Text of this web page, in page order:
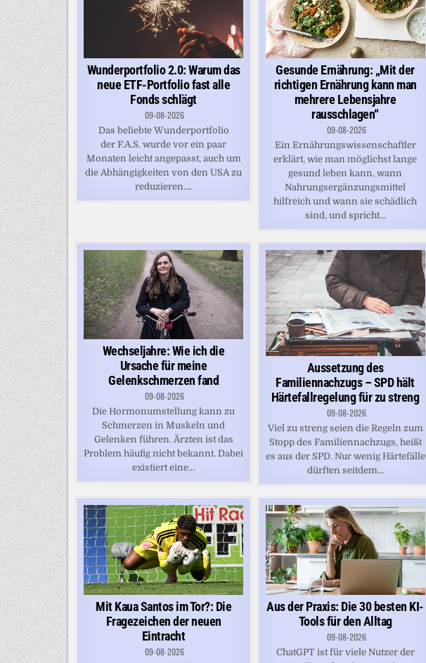
Wunderportfolio 2.0: Warum das
neue ETF-Portfolio fast alle
Fonds schlägt
09-08-2026
Das beliebte Wunderportfolio
der F.A.S. wurde vor ein paar
Monaten leicht angepasst, auch um
die Abhängigkeiten von den USA zu
reduzieren....
Gesunde Ernährung: „Mit der
richtigen Ernährung kann man
mehrere Lebensjahre
rausschlagen“
09-08-2026
Ein Ernährungswissenschaftler
erklärt, wie man möglichst lange
gesund leben kann, wann
Nahrungsergänzungsmittel
hilfreich und wann sie schädlich
sind, und spricht...
Wechseljahre: Wie ich die
Ursache für meine
Gelenkschmerzen fand
09-08-2026
Die Hormonumstellung kann zu
Schmerzen in Muskeln und
Gelenken führen. Ärzten ist das
Problem häufig nicht bekannt. Dabei
existiert eine...
Aussetzung des
Familiennachzugs – SPD hält
Härtefallregelung für zu streng
09-08-2026
Viel zu streng seien die Regeln zum
Stopp des Familiennachzugs, heißt
es aus der SPD. Nur wenig Härtefälle
dürften seitdem...
Mit Kaua Santos im Tor?: Die
Fragezeichen der neuen
Eintracht
09-08-2026
Aus der Praxis: Die 30 besten KI-
Tools für den Alltag
09-08-2026
ChatGPT ist für viele Nutzer der